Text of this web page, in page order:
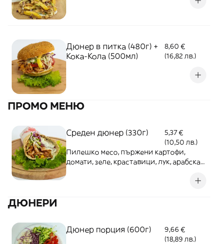
Дюнер в питка (480г) +
Кока-Кола (500мл)
8,60 €
(16,82 лв.)
ПРОМО МЕНЮ
Среден дюнер (330г)
5,37 €
(10,50 лв.)
Пилешко месо, пържени картофи,
домати, зеле, краставици, лук, арабска
ДЮНЕРИ
Дюнер порция (600г)
9,66 €
(18,89 лв.)